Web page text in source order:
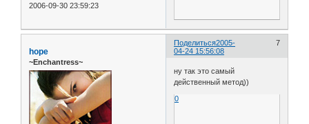
2006-09-30 23:59:23
Поделиться 7
2005-
04-24 15:56:08
hope
~Enchantress~
ну так это самый
действенный метод))
0